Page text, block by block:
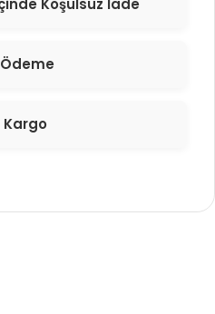
Koşulsuz İade
Kargo